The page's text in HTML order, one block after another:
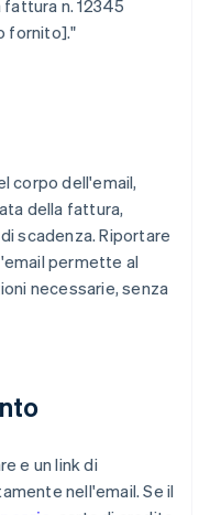
n. 12345
fornito]."
corpo dell'email,
della fattura,
scadenza. Riportare
permette al
necessarie, senza
e un link di
nell'email. Se il